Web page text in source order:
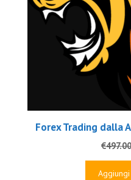
Forex Trading dalla
€497.00